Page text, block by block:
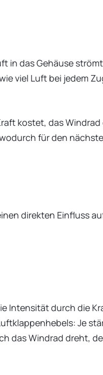
in das Gehäuse
viel Luft bei jedem
kostet, das
für den
direkten Einfluss
Intensität durch die
Je
das Windrad dreht,